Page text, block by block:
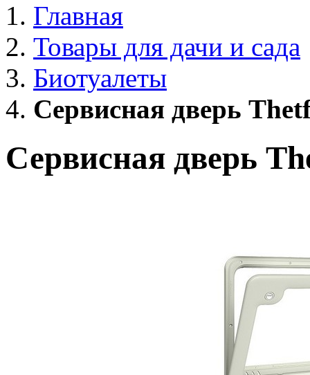
Главная
Товары для дачи и сада
Биотуалеты
Сервисная дверь
Сервисная дверь